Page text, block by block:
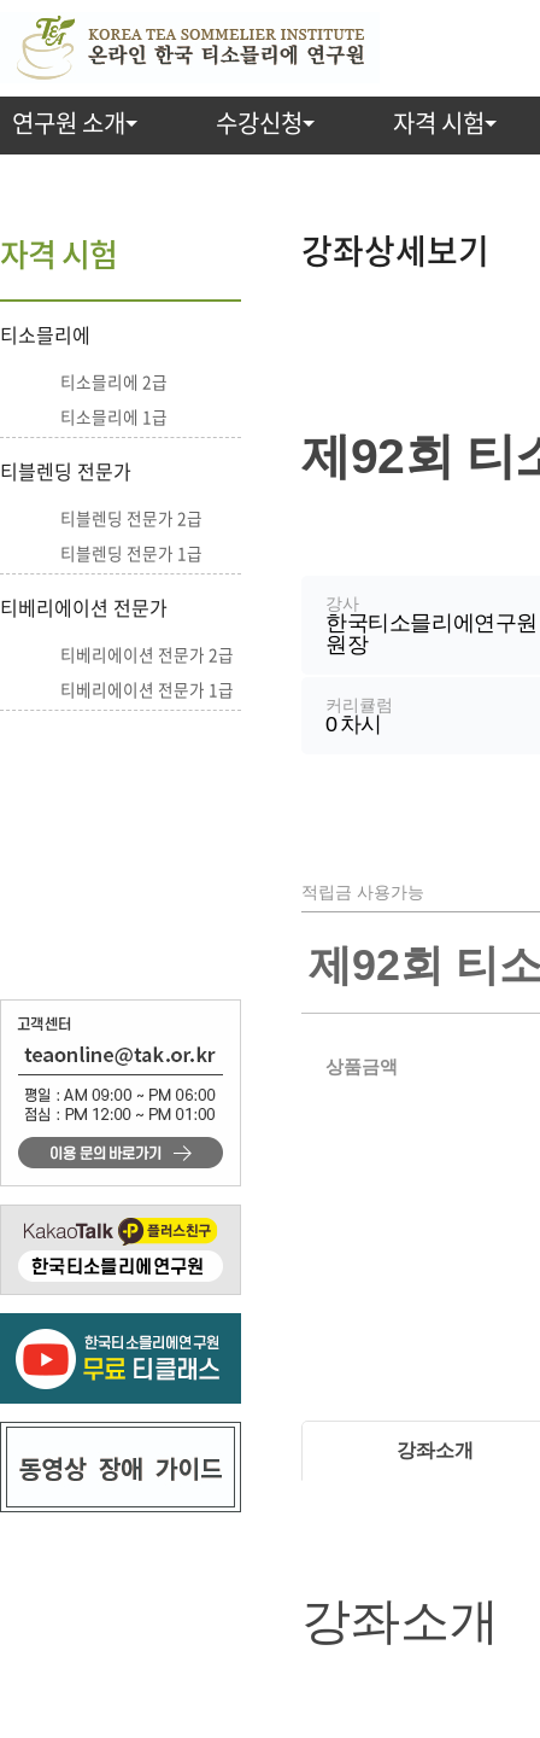
연구원 소개 수강신청 자격 시험
좌
기
강좌상세보기
제92회 티
강사
한국티소믈리에연구
원장
커리큘럼
0차시
적립금 사용가능
제92회 티
상품금액
강좌소개
강좌소개
자격 시험
티소믈리에
티소믈리에 2급
티소믈리에 1급
티블렌딩 전문가
티블렌딩 전문가 2급
티블렌딩 전문가 1급
티베리에이션 전문가
티베리에이션 전문가 2급
티베리에이션 전문가 1급